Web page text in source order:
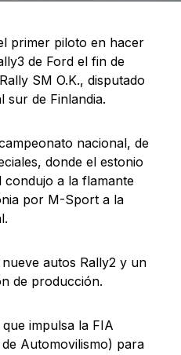
primer piloto en hacer
de Ford el fin de
SM O.K., disputado
sur de Finlandia.
nacional, de
donde el estonio
condujo a la flamante
por M-Sport a la
autos Rally2 y un
de producción.
impulsa la FIA
Automovilismo) para